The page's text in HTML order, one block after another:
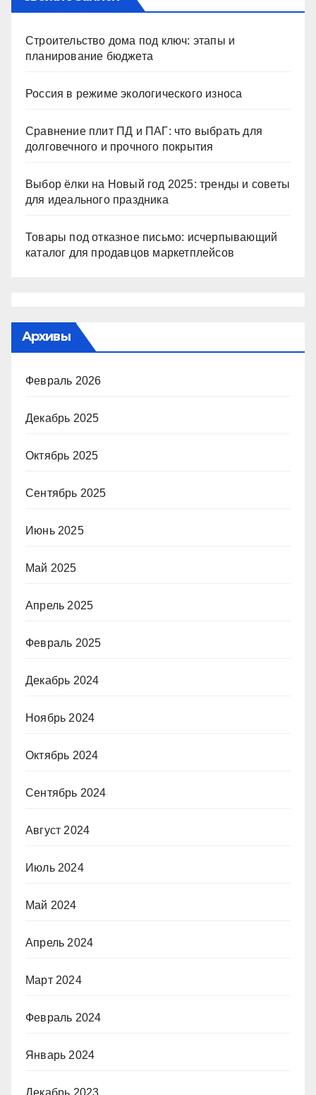
Строительство дома под ключ: этапы и
планирование бюджета
Россия в режиме экологического износа
Сравнение плит ПД и ПАГ: что выбрать для
долговечного и прочного покрытия
Выбор ёлки на Новый год 2025: тренды и советы
для идеального праздника
Товары под отказное письмо: исчерпывающий
каталог для продавцов маркетплейсов
Архивы
Февраль 2026
Декабрь 2025
Октябрь 2025
Сентябрь 2025
Июнь 2025
Май 2025
Апрель 2025
Февраль 2025
Декабрь 2024
Ноябрь 2024
Октябрь 2024
Сентябрь 2024
Август 2024
Июль 2024
Май 2024
Апрель 2024
Март 2024
Февраль 2024
Январь 2024
Декабрь 2023